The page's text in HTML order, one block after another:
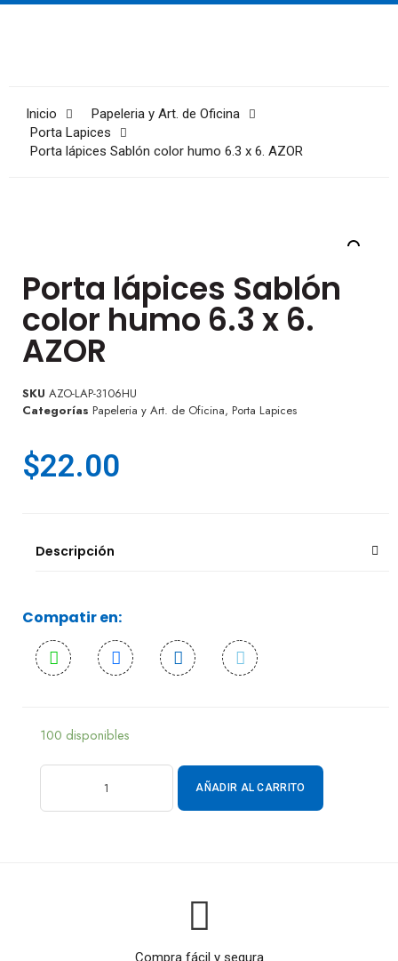
Inicio
Papeleria y Art. de Oficina
Porta Lapices
Porta lápices Sablón color humo 6.3 x 6. AZOR
Porta lápices Sablón
color humo 6.3 x 6.
AZOR
SKU AZO-LAP-3106HU
Categorías Papeleria y Art. de Oficina, Porta Lapices
$22.00
Descripción
Compatir en:
100 disponibles
AÑADIR AL CARRITO
Compra fácil y segura